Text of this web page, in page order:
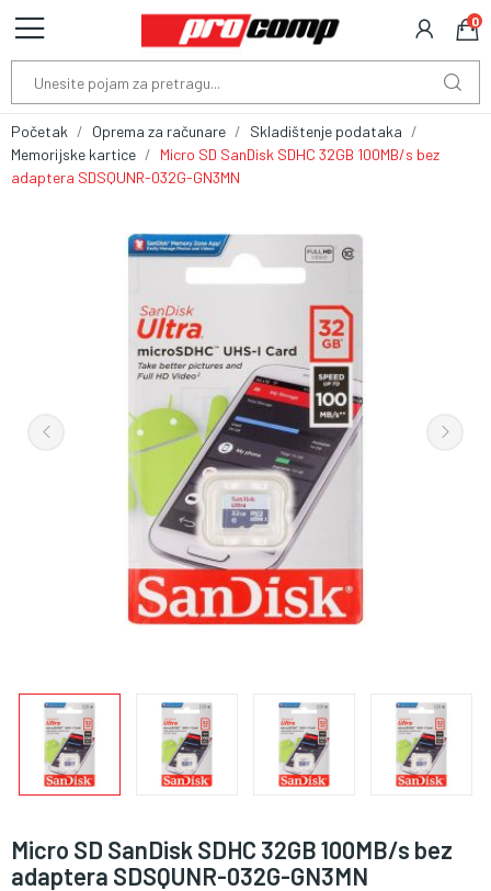
0
Početak Oprema za računare
Skladištenje podataka
Memorijske kartice
Micro SD SanDisk SDHC 32GB 100MB/s bez
adaptera SDSQUNR-032G-GN3MN
Micro SD SanDisk SDHC 32GB 100MB/s bez
adaptera SDSQUNR-032G-GN3MN